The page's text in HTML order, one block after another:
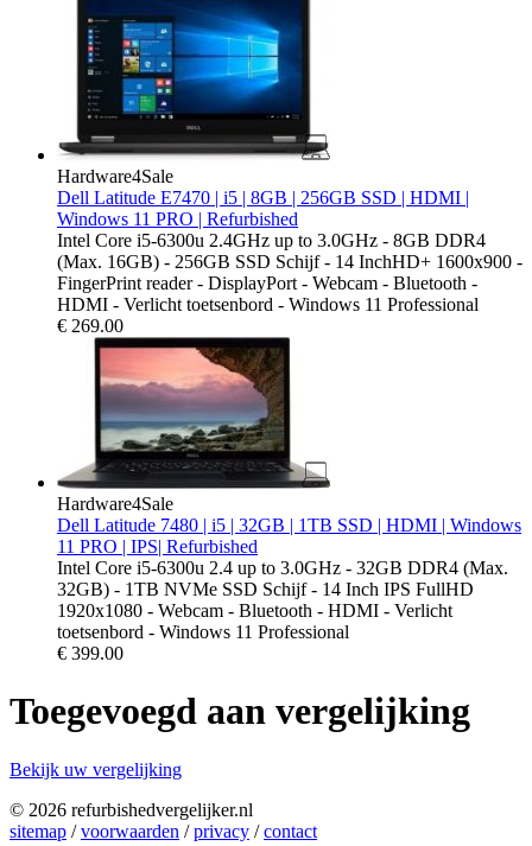
Hardware4Sale
Dell Latitude E7470 | i5 | 8GB | 256GB SSD | HDMI |
Windows 11 PRO | Refurbished
Intel Core i5-6300u 2.4GHz up to 3.0GHz - 8GB DDR4
(Max. 16GB) - 256GB SSD Schijf - 14 InchHD+ 1600x900 -
FingerPrint reader - DisplayPort - Webcam - Bluetooth -
HDMI - Verlicht toetsenbord - Windows 11 Professional
€ 269.00
Hardware4Sale
Dell Latitude 7480 | i5 | 32GB | 1TB SSD | HDMI | Windows
11 PRO | IPS| Refurbished
Intel Core i5-6300u 2.4 up to 3.0GHz - 32GB DDR4 (Max.
32GB) - 1TB NVMe SSD Schijf - 14 Inch IPS FullHD
1920x1080 - Webcam - Bluetooth - HDMI - Verlicht
toetsenbord - Windows 11 Professional
€ 399.00
Toegevoegd aan vergelijking
Bekijk uw vergelijking
© 2026 refurbishedvergelijker.nl
sitemap /voorwaarden /privacy /contact